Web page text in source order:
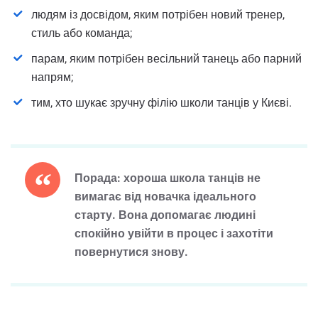
людям із досвідом, яким потрібен новий тренер,
стиль або команда;
парам, яким потрібен весільний танець або парний
напрям;
тим, хто шукає зручну філію школи танців у Києві.
Порада: хороша школа танців не
вимагає від новачка ідеального
старту. Вона допомагає людині
спокійно увійти в процес і захотіти
повернутися знову.